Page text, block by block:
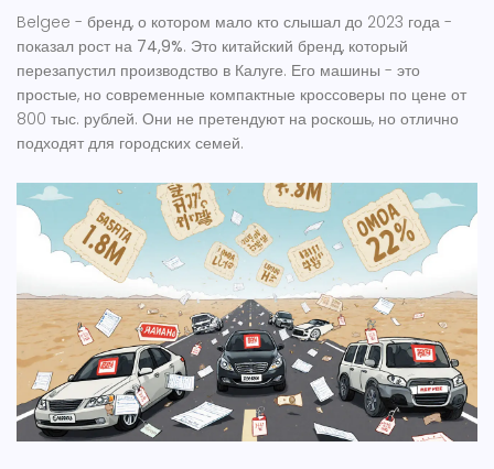
Belgee - бренд, о котором мало кто слышал до 2023 года -
показал рост на 74,9%. Это китайский бренд, который
перезапустил производство в Калуге. Его машины - это
простые, но современные компактные кроссоверы по цене от
800 тыс. рублей. Они не претендуют на роскошь, но отлично
подходят для городских семей.